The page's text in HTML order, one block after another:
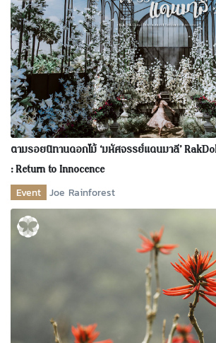
ตามรอยนิทานดอกไม้ ‘มหัศจรรย์แดนมาลี’
: Return to Innocence
Event Joe Rainforest